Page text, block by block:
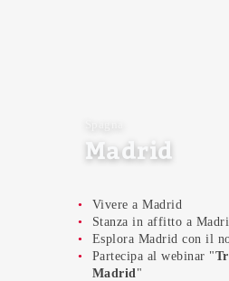
Madrid
Vivere a Madrid
Stanza in affitto a
Esplora Madridcon il
Partecipa al webinar "
Madrid"